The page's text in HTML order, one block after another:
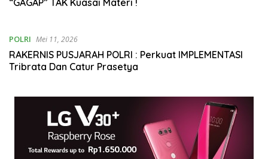
POLRI Mei 11, 2026
RAKERNIS PUSJARAH POLRI : Perkuat IMPLEMENTASI
Tribrata Dan Catur Prasetya